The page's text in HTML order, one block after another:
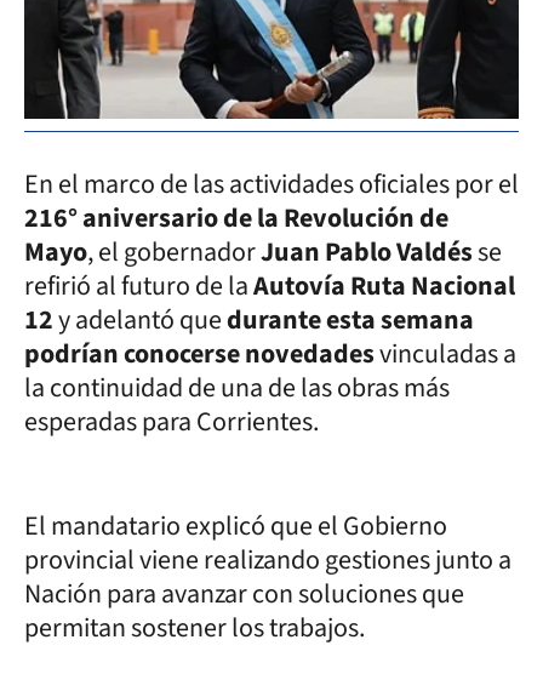
En el marco de las actividades oficiales por el
216° aniversario de la Revolución de
Mayo, el gobernadorJuan Pablo Valdésse
refirió al futuro de laAutovía Ruta Nacional
12y adelantó quedurante esta semana
podrían conocerse novedadesvinculadas a
la continuidad de una de las obras más
esperadas para Corrientes.
El mandatario explicó que el Gobierno
provincial viene realizando gestiones junto a
Nación para avanzar con soluciones que
permitan sostener los trabajos.